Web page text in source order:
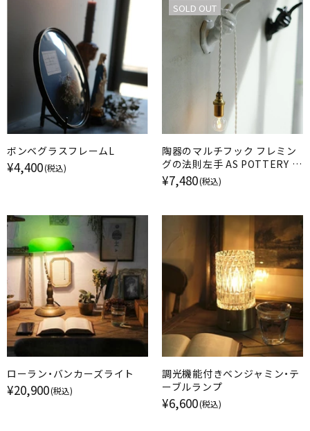
ボンベグラスフレームL
¥4,400(税込)
SOLD OUT
陶器のマルチフック フレミン
グの法則左手 AS POTTERY ア
ズ・ポタリー
¥7,480(税込)
ローラン・バンカーズライト
¥20,900(税込)
調光機能付きベンジャミン・テ
ーブルランプ
¥6,600(税込)